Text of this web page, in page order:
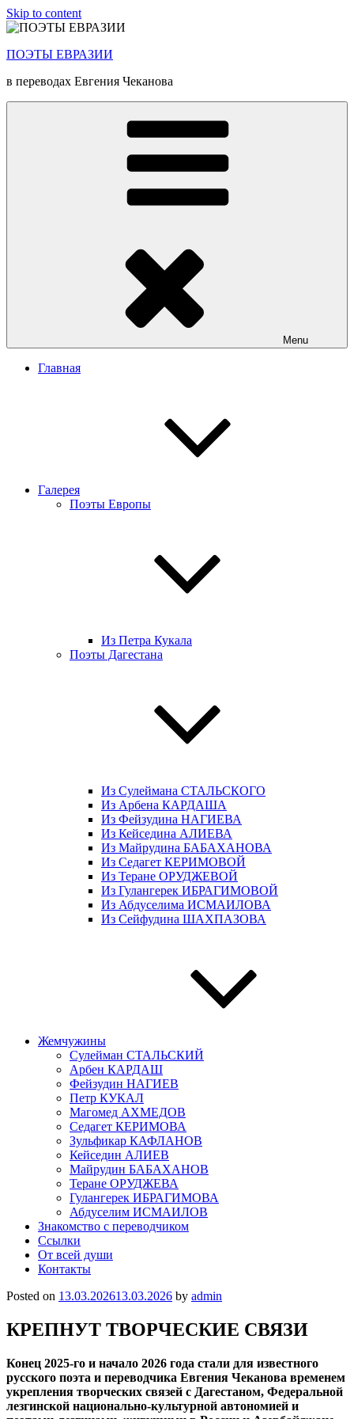
Skip to content
ПОЭТЫ ЕВРАЗИИ
в переводах Евгения Чеканова
Menu
Главная
Галерея
Поэты Европы
Из Петра Кукала
Поэты Дагестана
Из Сулеймана СТАЛЬСКОГО
Из Арбена КАРДАША
Из Фейзудина НАГИЕВА
Из Кейседина АЛИЕВА
Из Майрудина БАБАХАНОВА
Из Седагет КЕРИМОВОЙ
Из Теране ОРУДЖЕВОЙ
Из Гулангерек ИБРАГИМОВОЙ
Из Абдуселима ИСМАИЛОВА
Из Сейфудина ШАХПАЗОВА
Жемчужины
Сулейман СТАЛЬСКИЙ
Арбен КАРДАШ
Фейзудин НАГИЕВ
Петр КУКАЛ
Магомед АХМЕДОВ
Седагет КЕРИМОВА
Зульфикар КАФЛАНОВ
Кейседин АЛИЕВ
Майрудин БАБАХАНОВ
Теране ОРУДЖЕВА
Гулангерек ИБРАГИМОВА
Абдуселим ИСМАИЛОВ
Знакомство с переводчиком
Ссылки
От всей души
Контакты
Posted on 13.03.202613.03.2026 by admin
КРЕПНУТ ТВОРЧЕСКИЕ СВЯЗИ
Конец 2025-го и начало 2026 года стали для известного
русского поэта и переводчика Евгения Чеканова временем
укрепления творческих связей с Дагестаном, Федеральной
лезгинской национально-культурной автономией и